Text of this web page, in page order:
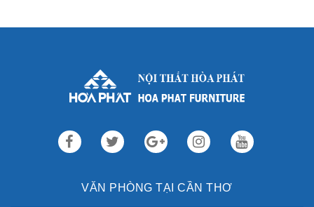
VĂN PHÒNG TẠI CẦN THƠ